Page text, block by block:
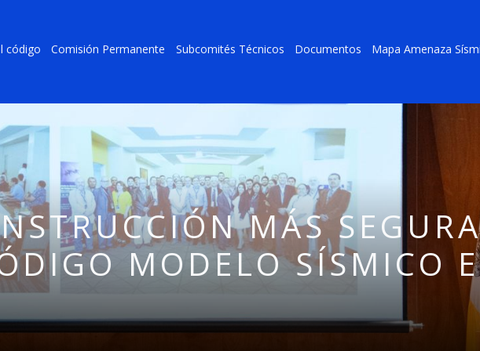
código Comisión Permanente Subcomités Técnicos Documentos Mapa Amenaza
MÁS
MODELO SÍSMICO